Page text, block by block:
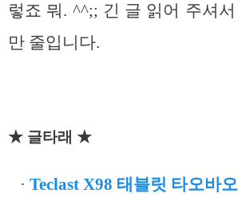
렇죠 뭐. ^^;; 긴 글 읽어 주셔
만 줄입니다.
★ 글타래 ★
· Teclast X98 태블릿 타오바